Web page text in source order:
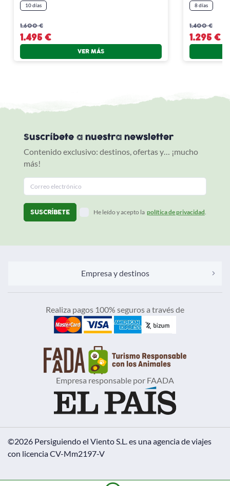
10 días
1.600 €
1.495 €
VER MÁS
8 días
1.400 €
1.295 €
Suscríbete a nuestra newsletter
Contenido exclusivo: destinos, ofertas y… ¡mucho
más!
He leído y acepto la política de privacidad
Empresa y destinos
Realiza pagos 100% seguros a través de
Empresa responsable por FAADA
©2026 Persiguiendo el Viento S.L.es una agencia de viajes
con licencia CV-Mm2197-V